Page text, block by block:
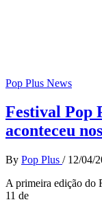
Pop Plus News
Festival Pop
aconteceu
By Pop Plus / 12/04/
A primeira edição do
11 de